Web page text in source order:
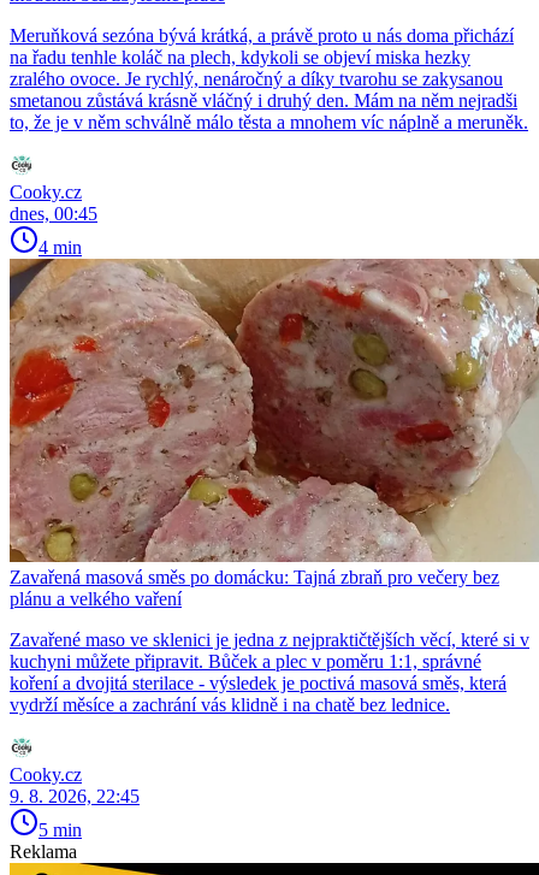
Meruňková sezóna bývá krátká, a právě proto u nás doma přichází
na řadu tenhle koláč na plech, kdykoli se objeví miska hezky
zralého ovoce. Je rychlý, nenáročný a díky tvarohu se zakysanou
smetanou zůstává krásně vláčný i druhý den. Mám na něm nejradši
to, že je v něm schválně málo těsta a mnohem víc náplně a meruněk.
Cooky.cz
dnes, 00:45
4 min
Zavařená masová směs po domácku: Tajná zbraň pro večery bez
plánu a velkého vaření
Zavařené maso ve sklenici je jedna z nejpraktičtějších věcí, které si v
kuchyni můžete připravit. Bůček a plec v poměru 1:1, správné
koření a dvojitá sterilace - výsledek je poctivá masová směs, která
vydrží měsíce a zachrání vás klidně i na chatě bez lednice.
Cooky.cz
9. 8. 2026, 22:45
5 min
Reklama